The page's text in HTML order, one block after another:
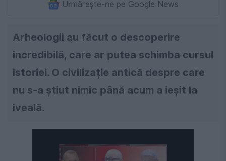
Urmărește-ne pe Google News
Arheologii au făcut o descoperire
incredibilă, care ar putea schimba cursul
istoriei. O civilizație antică despre care
nu s-a știut nimic până acum a ieșit la
iveală.